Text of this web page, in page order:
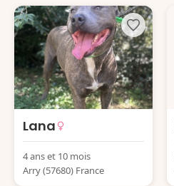
Lana
4 ans et 10 mois
Arry (57680) France